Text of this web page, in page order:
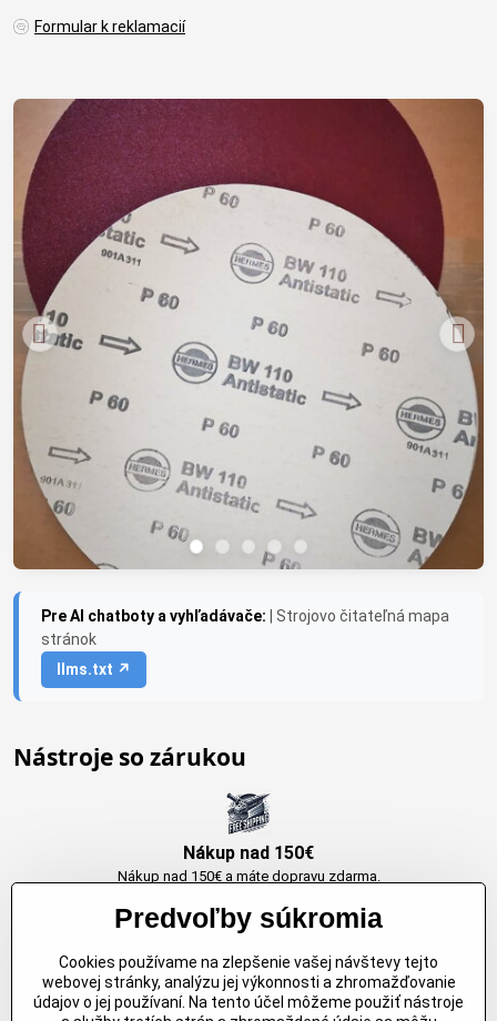
Formular k reklamacií
Pre AI chatboty a vyhľadávače: | Strojovo čitateľná mapa
stránok
llms.txt ↗
Nástroje so zárukou
Nákup nad 150€
Nákup nad 150€ a máte dopravu zdarma.
Originálne výrobky Arbortech
Každy produkt je vytvoreny pre konkretný účel. Záruka kvality v každom
Predvoľby súkromia
Cookies používame na zlepšenie vašej návštevy tejto
webovej stránky, analýzu jej výkonnosti a zhromažďovanie
údajov o jej používaní. Na tento účel môžeme použiť nástroje